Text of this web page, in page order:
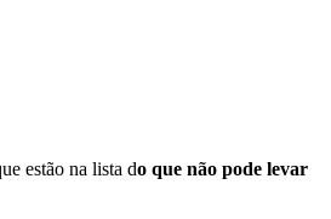
estão na lista do que não pode levar